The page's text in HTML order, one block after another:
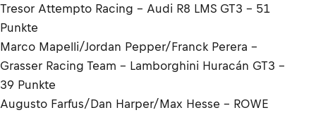
Tresor Attempto Racing - Audi R8 LMS GT3 - 51
Punkte
Marco Mapelli/Jordan Pepper/Franck Perera -
Grasser Racing Team - Lamborghini Huracán GT3 -
39 Punkte
Augusto Farfus/Dan Harper/Max Hesse - ROWE